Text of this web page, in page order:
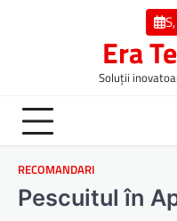
Era
Soluții
RECOMANDARI
Pescuitul în